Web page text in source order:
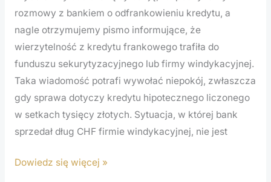
rozmowy z bankiem o odfrankowieniu kredytu, a
nagle otrzymujemy pismo informujące, że
wierzytelność z kredytu frankowego trafiła do
funduszu sekurytyzacyjnego lub firmy windykacyjnej.
Taka wiadomość potrafi wywołać niepokój, zwłaszcza
gdy sprawa dotyczy kredytu hipotecznego liczonego
w setkach tysięcy złotych. Sytuacja, w której bank
sprzedał dług CHF firmie windykacyjnej, nie jest
Dowiedz się więcej »